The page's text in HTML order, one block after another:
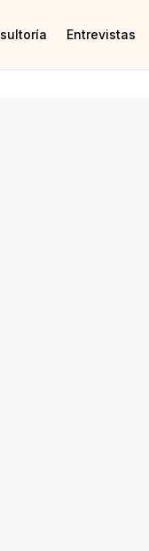
Entrevistas